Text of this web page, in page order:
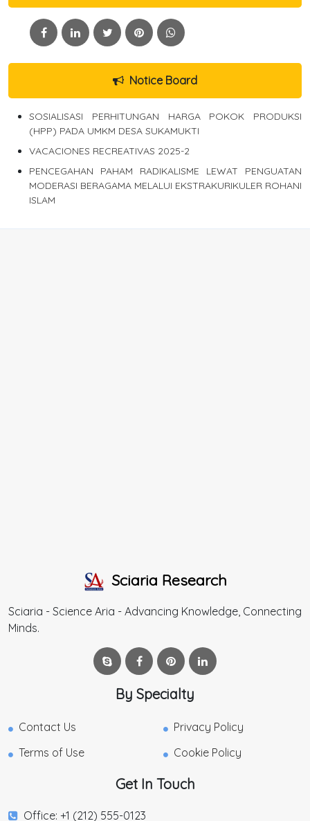
Notice Board
SOSIALISASI PERHITUNGAN HARGA POKOK PRODUKSI
(HPP) PADA UMKM DESA SUKAMUKTI
VACACIONES RECREATIVAS 2025-2
PENCEGAHAN PAHAM RADIKALISME LEWAT PENGUATAN
MODERASI BERAGAMA MELALUI EKSTRAKURIKULER ROHANI
ISLAM
Sciaria Research
Sciaria - Science Aria - Advancing Knowledge, Connecting
Minds.
By Specialty
Contact Us
Privacy Policy
Terms of Use
Cookie Policy
Get In Touch
Office: +1 (212) 555-0123